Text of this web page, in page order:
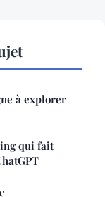
à explorer
qui fait